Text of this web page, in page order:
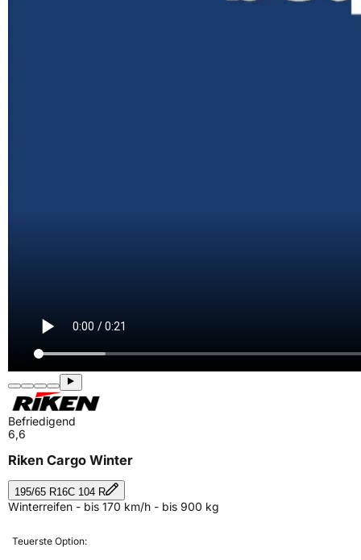
Befriedigend
6,6
Riken Cargo Winter
195/65 R16C 104 R
Winterreifen - bis 170 km/h - bis 900 kg
Teuerste Option: